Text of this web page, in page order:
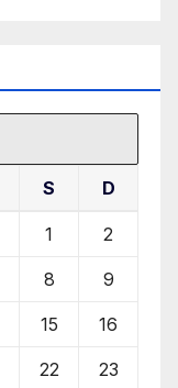
S D
1 2
8 9
15 16
22 23